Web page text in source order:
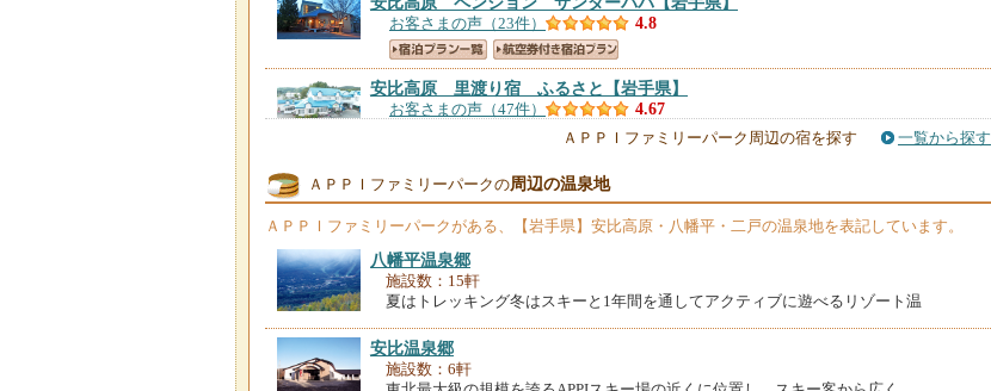
お客さまの声（23件） 4.8
安比高原 里渡り宿 ふるさと 【岩手県】
お客さまの声（47件） 4.67
ペンション ＳＴＥＰ【岩手県】
お客さまの声（9件）
安比高原 ペンション むってい
お客さまの声（107件）
安比八幡平の食の宿 四季館 彩冬
お客さまの声（1022件）
ＡＰＰＩファミリーパーク周辺の宿を探す 一覧から探す
ＡＰＰＩファミリーパークの周辺の温泉地
ＡＰＰＩファミリーパークがある、【岩手県】安比高原・八幡平・二戸の温泉地を表記しています。
八幡平温泉郷
施設数：15軒
夏はトレッキング冬はスキーと1年間を通してアクティブに遊べるリゾート温
安比温泉郷
施設数：6軒